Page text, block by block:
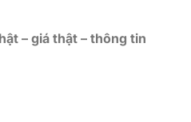
– giá thật – thông tin